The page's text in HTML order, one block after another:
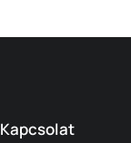
Kapcsolat